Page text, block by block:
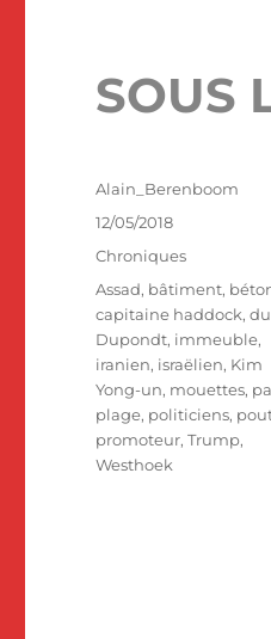
SOUS
Auteur
Alain_Berenboom
Publié
le
12/05/2018
Catégories
Chroniques
Étiquettes
Assad, bâtiment,
capitaine haddock,
Dupondt, immeuble,
iranien, israëlien, Kim
Yong-un, mouettes,
plage, politiciens,
promoteur,Trump,
Westhoek